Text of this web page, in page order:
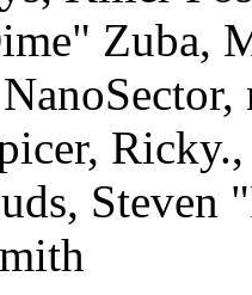
Zuba,
Steven